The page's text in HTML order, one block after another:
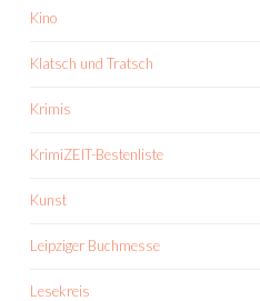
Kino
Klatsch und Tratsch
Krimis
KrimiZEIT-Bestenliste
Kunst
Leipziger Buchmesse
Lesekreis